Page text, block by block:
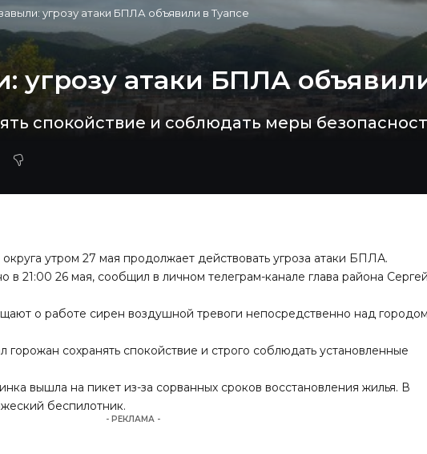
угрозу атаки БПЛА объявили в Туапсе
угрозу атаки БПЛА
спокойствие и соблюдать меры
утром 27 мая продолжает действовать угроза атаки БПЛА.
в 21:00 26 мая, сообщил в личном телеграм-канале глава района Сергей
о работе сирен воздушной тревоги непосредственно над городом
горожан сохранять спокойствие и строго соблюдать установленные
вышла на пикет из-за сорванных сроков восстановления жилья. В
беспилотник.
- РЕКЛАМА -